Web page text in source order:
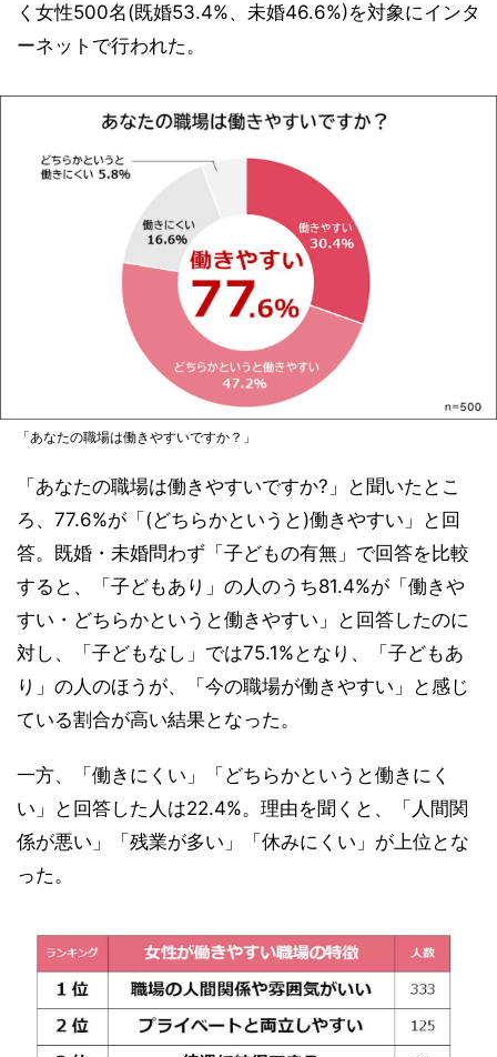
く女性500名(既婚53.4%、未婚46.6%)を対象にインタ
ーネットで行われた。
「あなたの職場は働きやすいですか？」
「あなたの職場は働きやすいですか?」と聞いたとこ
ろ、77.6%が「(どちらかというと)働きやすい」と回
答。既婚・未婚問わず「子どもの有無」で回答を比較
すると、「子どもあり」の人のうち81.4%が「働きや
すい・どちらかというと働きやすい」と回答したのに
対し、「子どもなし」では75.1%となり、「子どもあ
り」の人のほうが、「今の職場が働きやすい」と感じ
ている割合が高い結果となった。
一方、「働きにくい」「どちらかというと働きにく
い」と回答した人は22.4%。理由を聞くと、「人間関
係が悪い」「残業が多い」「休みにくい」が上位とな
った。